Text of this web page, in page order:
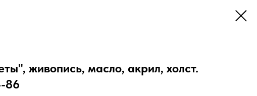
живопись, масло, акрил, холст.
86